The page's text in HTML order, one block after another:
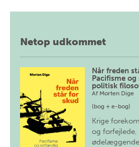
Netop udkommet
Når freden
Pacifisme
politisk
Af Morten Dige
(bog + e-bog)
Krige
og